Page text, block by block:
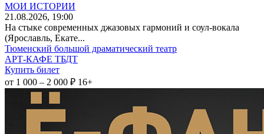
МОИ ИСТОРИИ
21 .08.2026, 19:00
На стыке современных джазовых гармоний и соул-вокала
(Ярославль, Екате...
Тюменский большой драматический театр
АРТ-КАФЕ ТБДТ
Купить билет
от 1 000 – 2 000 ₽ 16+